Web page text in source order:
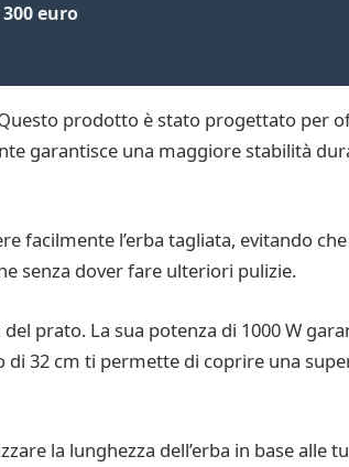
euro
Questo prodotto è stato progettato per
garantisce una maggiore stabilità
facilmente l’erba tagliata, evitando
senza dover fare ulteriori pulizie.
prato. La sua potenza di 1000 W
di 32 cm ti permette di coprire una
la lunghezza dell’erba in base alle